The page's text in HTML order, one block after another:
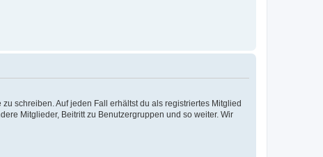
schreiben. Auf jeden Fall erhältst du als registriertes Mitglied
Mitglieder, Beitritt zu Benutzergruppen und so weiter. Wir